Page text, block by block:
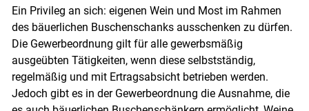
Skip to main content
Ein Privileg an sich: eigenen Wein und Most im Rahmen
des bäuerlichen Buschenschanks ausschenken zu dürfen.
Die Gewerbeordnung gilt für alle gewerbsmäßig
ausgeübten Tätigkeiten, wenn diese selbstständig,
regelmäßig und mit Ertragsabsicht betrieben werden.
Jedoch gibt es in der Gewerbeordnung die Ausnahme, die